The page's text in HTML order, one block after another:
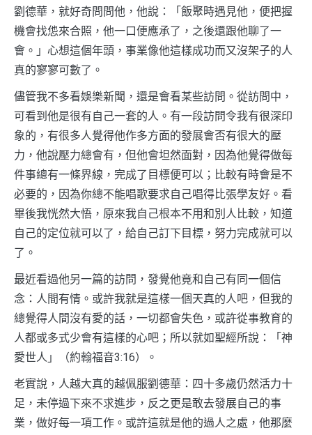
劉德華，就好奇問問他，他說：「飯聚時遇見他，便把握
機會找怹來合照，他一口便應承了，之後還跟他聊了一
會。」心想這個年頭，事業像他這樣成功而又沒架子的人
真的寥寥可數了。
儘管我不多看娛樂新聞，還是會看某些訪問。從訪問中，
可看到他是很有自己一套的人。有一段訪問令我有很深印
象的，有很多人覺得他作多方面的發展會否有很大的壓
力，他說壓力總會有，但他會坦然面對，因為他覺得做每
件事總有一條界線，完成了目標便可以；比較有時會是不
必要的，因為你總不能唱歌要求自己唱得比張學友好。看
畢後我恍然大悟，原來我自己根本不用和別人比較，知道
自己的定位就可以了，給自己訂下目標，努力完成就可以
了。
最近看過他另一篇的訪問，發覺他竟和自己有同一個信
念：人間有情。或許我就是這樣一個天真的人吧，但我的
總覺得人間沒有愛的話，一切都會失色，或許從事教育的
人都或多式少會有這樣的心吧；所以就如聖經所說：「神
愛世人」（約翰福音3:16）。
老實說，人越大真的越佩服劉德華：四十多歲仍然活力十
足，未停過下來不求進步，反之更是敢去發展自己的事
業，做好每一項工作。或許這就是他的過人之處，他那麼